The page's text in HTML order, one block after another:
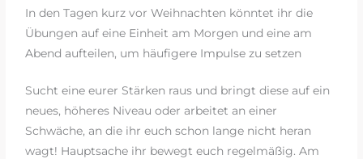
In den Tagen kurz vor Weihnachten könntet ihr die
Übungen auf eine Einheit am Morgen und eine am
Abend aufteilen, um häufigere Impulse zu setzen
Sucht eine eurer Stärken raus und bringt diese auf ein
neues, höheres Niveau oder arbeitet an einer
Schwäche, an die ihr euch schon lange nicht heran
wagt! Hauptsache ihr bewegt euch regelmäßig. Am